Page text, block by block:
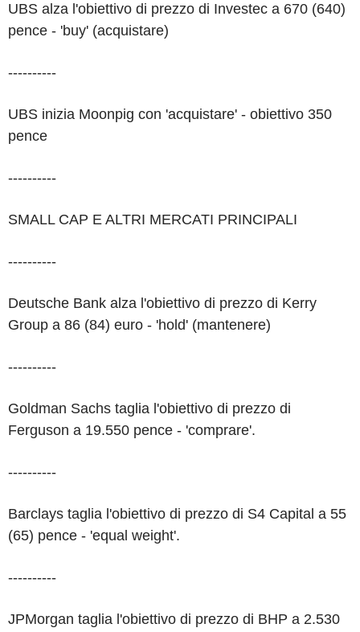
UBS alza l'obiettivo di prezzo di Investec a 670 (640)
pence - 'buy' (acquistare)
----------
UBS inizia Moonpig con 'acquistare' - obiettivo 350
pence
----------
SMALL CAP E ALTRI MERCATI PRINCIPALI
----------
Deutsche Bank alza l'obiettivo di prezzo di Kerry
Group a 86 (84) euro - 'hold' (mantenere)
----------
Goldman Sachs taglia l'obiettivo di prezzo di
Ferguson a 19.550 pence - 'comprare'.
----------
Barclays taglia l'obiettivo di prezzo di S4 Capital a 55
(65) pence - 'equal weight'.
----------
JPMorgan taglia l'obiettivo di prezzo di BHP a 2.530